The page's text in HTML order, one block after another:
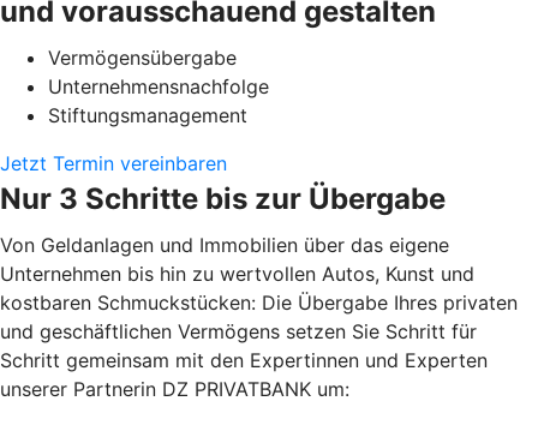
und vorausschauend gestalten
Vermögensübergabe
Unternehmensnachfolge
Stiftungsmanagement
Jetzt Termin vereinbaren
Nur 3 Schritte bis zur Übergabe
Von Geldanlagen und Immobilien über das eigene
Unternehmen bis hin zu wertvollen Autos, Kunst und
kostbaren Schmuckstücken: Die Übergabe Ihres privaten
und geschäftlichen Vermögens setzen Sie Schritt für
Schritt gemeinsam mit den Expertinnen und Experten
unserer Partnerin DZ PRIVATBANK um: